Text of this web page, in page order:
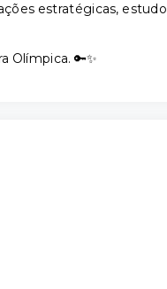
estratégicas, estudo
Olímpica. 🔑✨